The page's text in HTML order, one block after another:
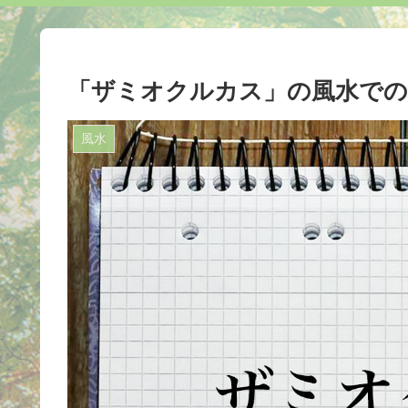
「ザミオクルカス」の風水で
風水